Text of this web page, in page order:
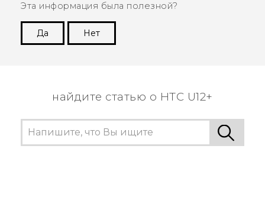
Эта информация была полезной?
Да
Нет
найдите статью о HTC U12+